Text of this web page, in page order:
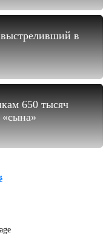
в
650 тысяч
«сына»